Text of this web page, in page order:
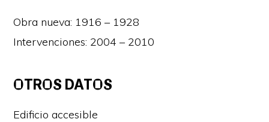
Obra nueva: 1916 – 1928
Intervenciones: 2004 – 2010
OTROS DATOS
Edificio accesible